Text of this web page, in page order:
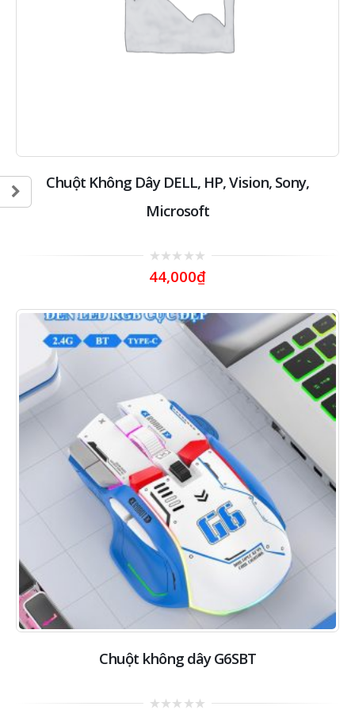
Chuột Không Dây DELL, HP, Vision, Sony,
Microsoft
out
44,000₫
Chuột không dây G6SBT